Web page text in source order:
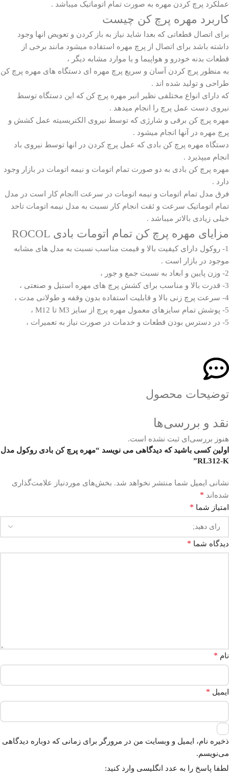
عملکرد پرچ کردن مهره به صورت تمام اتوماتیک میباشد .
کاربرد مهره پرچ کن چیست
برای اتصال قطعاتی که بعدا شاید نیاز به باز کردن و تعویض انها وجود
داشته باشد برای اتصال از پرچ مهره استفاده میشود مانند برخی از
قطعات بدنه خودرو و هواپیما و یا موارد مشابه دیگر ،
به منظور پرچ کردن آسان و سریع پرچ مهره ای دستگاه های مهره پرچ کن
طراحی و تولید شده اند .
که دارای انواع مختلفی نظیر انبر مهره پرچ کن که این دستگاه توسط
نیروی دست عمل پرچ را انجام میدهد .
مهره پرچ کن برقی و شارژی که توسط نیروی الکتریسیته عمل کشش و
پرچ مهره در آنها انجام میشود .
دستگاه مهره پرچ کن بادی که عمل پرچ کردن در انها توسط نیروی باد
انجام میپذیرد .
مهره پرچ کن بادی به دو صورت تمام اتومات و نیمه اتومات در بازار وجود
دارد .
فرق مدل تمام اتومات و نیمه اتومات در سرعت اانجام کار است در مدل
تمام اتوماتیک سرعت و ئقت انجام کار نسبت به مدل نیمه اتومات تاحد
خیلی زیادی بالاتر میباشد .
مزایای مهره پرچ کن تمام اتومات بادی ROCOL
1- روکول دارای کیفیت بالا و قیمت مناسب نسبت به مدل های مشابه
موجود در بازار است .
2- وزن پایین و ابعاد به نسبت جمع و جور ،
3- قدرت بالا و مناسب برای کشش پرچ های مهره استیل و صنعتی ،
4- سرعت پرچ زنی بالا و قابلیت استفاده بدون وقفه و طولانی مدت ،
5- پوشش تمام سایزهای معمول مهره پرچ از سایز M3 تا M12 ،
5- در دسترس بودن قطعات و خدمات در صورت نیاز به تعمیرات ،
توضیحات محصول
نقد و بررسی‌ها
هنوز بررسی‌ای ثبت نشده است.
اولین کسی باشید که دیدگاهی می نویسد “مهره پرچ کن بادی روکول مدل
RL312-K”
نشانی ایمیل شما منتشر نخواهد شد. بخش‌های موردنیاز علامت‌گذاری
شده‌اند *
امتیاز شما *
دیدگاه شما *
نام *
ایمیل *
ذخیره نام، ایمیل و وبسایت من در مرورگر برای زمانی که دوباره دیدگاهی
می‌نویسم.
لطفا پاسخ را به عدد انگلیسی وارد کنید: